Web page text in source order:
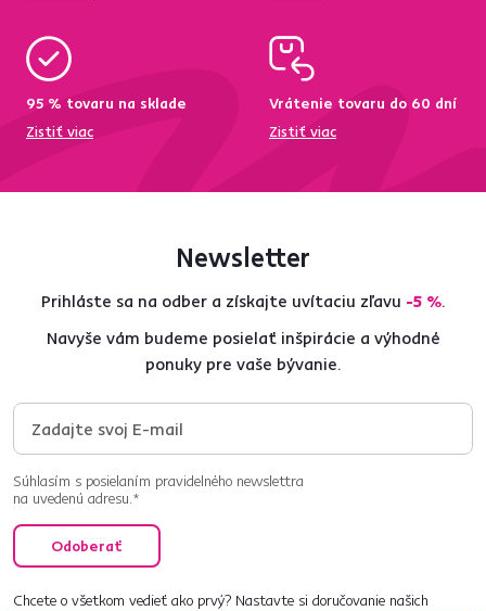
95 % tovaru na sklade
Zistiť viac
Vrátenie tovaru do 60 dní
Zistiť viac
Newsletter
Prihláste sa na odber a získajte uvítaciu zľavu -5 %.
Navyše vám budeme posielať inšpirácie a výhodné
ponuky pre vaše bývanie.
Súhlasím s posielaním pravidelného newslettra
na uvedenú adresu.*
Odoberať
Chcete o všetkom vedieť ako prvý? Nastavte si doručovanie našich